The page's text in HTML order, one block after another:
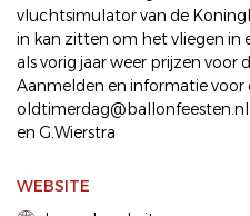
vluchtsimulator van de
in kan zitten om het vliegen in
als vorig jaar weer prijzen voor
Aanmelden en informatie voor
oldtimerdag@ballonfeesten.nl
en G.Wierstra
WEBSITE